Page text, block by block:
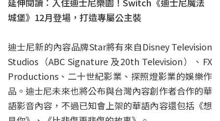
城堡》12月登場，打造專屬公主裝
迪士尼新的內容品牌Star將有來自Disney Television
Studios（ABC Signature 及20th Television）、FX
Productions、二十世紀影業、探照燈影業的娛樂作
品。迪士尼未來也將公布與台灣內容創作者合作的華
語影音內容，不過已知會上架的華語內容還包括《想